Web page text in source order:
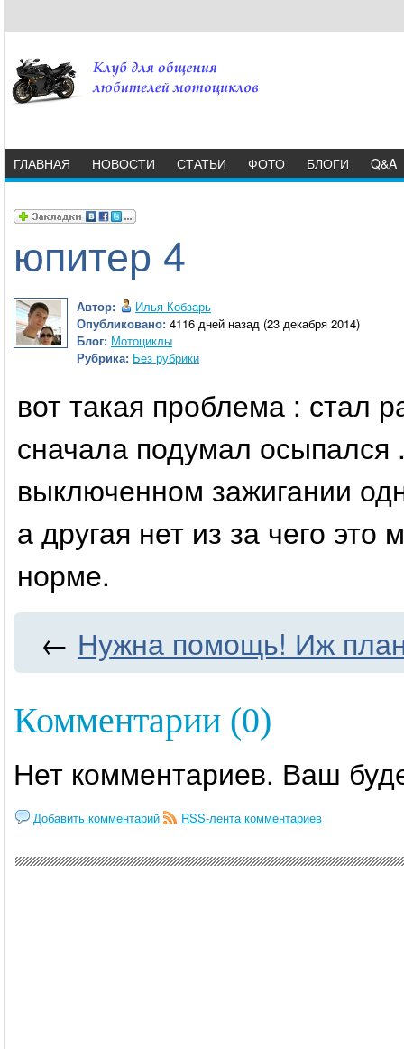
ГЛАВНАЯ НОВОСТИ СТАТЬИ ФОТО БЛОГИ Q&A
юпитер 4
Автор:
Илья Кобзарь
Опубликовано: 4116 дней назад (23 декабря 2014)
Блог: Мотоциклы
Рубрика: Без рубрики
вот такая проблема : стал
сначала подумал
выключенном зажигании
а другая нет из за чего
норме.
← Нужна помощь! Иж
Комментарии (0)
Нет комментариев. Ваш
Добавить комментарий RSS-лента комментариев